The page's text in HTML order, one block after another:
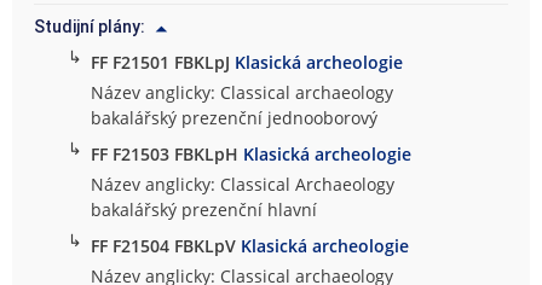
Studijní plány:
↳ FF F21501 FBKLpJ Klasická archeologie
Název anglicky: Classical archaeology
bakalářský prezenční jednooborový
↳ FF F21503 FBKLpH Klasická archeologie
Název anglicky: Classical Archaeology
bakalářský prezenční hlavní
↳ FF F21504 FBKLpV Klasická archeologie
Název anglicky: Classical archaeology